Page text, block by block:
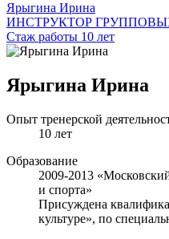
Ярыгина Ирина
ИНСТРУКТОР
Стаж работы 10 лет
Ярыгина Ирина
Опыт тренерской
10 лет
Образование
2009-2013
и спорта»
Присуждена
культуре», по